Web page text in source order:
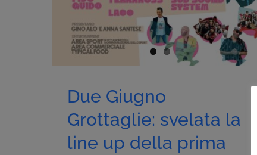
Due Giugno
Grottaglie: svelata la
line up della prima